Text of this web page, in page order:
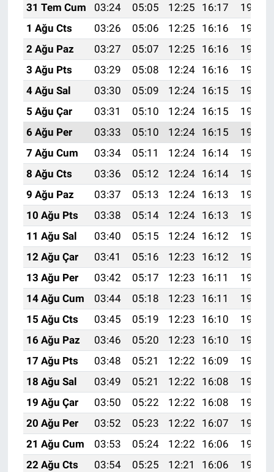
31 Tem Cum
03:24 05:05 12:25 16:17
19:34
1 Ağu Cts
03:26 05:06 12:25 16:16
19:33
2 Ağu Paz
03:27 05:07 12:25 16:16
19:32
3 Ağu Pts
03:29 05:08 12:24 16:16
19:31
4 Ağu Sal
03:30 05:09 12:24 16:15
19:30
5 Ağu Çar
03:31 05:10 12:24 16:15
19:29
6 Ağu Per
03:33 05:10 12:24 16:15
19:28
7 Ağu Cum
03:34 05:11 12:24 16:14
19:27
8 Ağu Cts
03:36 05:12 12:24 16:14
19:26
9 Ağu Paz
03:37 05:13 12:24 16:13
19:25
10 Ağu Pts
03:38 05:14 12:24 16:13
19:23
11 Ağu Sal
03:40 05:15 12:24 16:12
19:22
12 Ağu Çar
03:41 05:16 12:23 16:12
19:21
13 Ağu Per
03:42 05:17 12:23 16:11
19:20
14 Ağu Cum
03:44 05:18 12:23 16:11
19:18
15 Ağu Cts
03:45 05:19 12:23 16:10
19:17
16 Ağu Paz
03:46 05:20 12:23 16:10
19:16
17 Ağu Pts
03:48 05:21 12:22 16:09
19:14
18 Ağu Sal
03:49 05:21 12:22 16:08
19:13
19 Ağu Çar
03:50 05:22 12:22 16:08
19:12
20 Ağu Per
03:52 05:23 12:22 16:07
19:10
21 Ağu Cum
03:53 05:24 12:22 16:06
19:09
22 Ağu Cts
03:54 05:25 12:21 16:06
19:07